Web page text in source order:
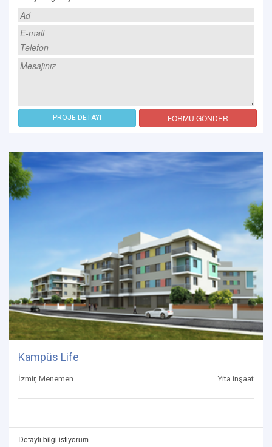
PROJE DETAYI FORMU GÖNDER
Kampüs Life
İzmir, Menemen Yita inşaat
Detaylı bilgi istiyorum